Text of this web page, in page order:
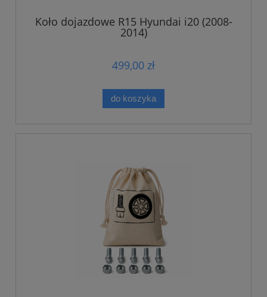
Koło dojazdowe R15 Hyundai i20 (2008-
2014)
499,00 zł
do koszyka